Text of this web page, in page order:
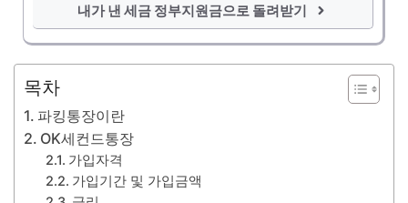
내가 낸 세금 정부지원금으로 돌려받기
목차
파킹통장이란
OK세컨드통장
가입자격
가입기간 및 가입금액